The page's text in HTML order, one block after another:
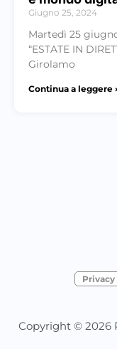
Giugno 25, 2024
Martedì 25
“ESTATE IN
Girolamo
Continua a leggere
Copyright © 2026